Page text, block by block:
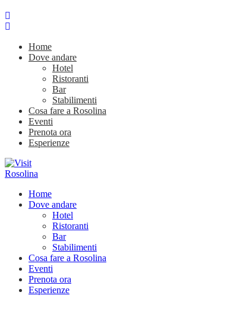
Home
Dove andare
Hotel
Ristoranti
Bar
Stabilimenti
Cosa fare a Rosolina
Eventi
Prenota ora
Esperienze
Home
Dove andare
Hotel
Ristoranti
Bar
Stabilimenti
Cosa fare a Rosolina
Eventi
Prenota ora
Esperienze